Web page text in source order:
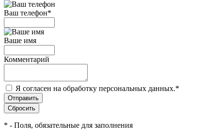
Ваш телефон*
Ваше имя
Комментарий
Я согласен на обработку персональных данных.*
* - Поля, обязательные для заполнения